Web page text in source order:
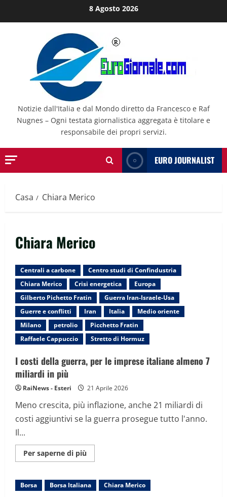
al
8 Agosto 2026
Notizie dall'Italia e dal Mondo diretto da Francesco e Raf
Nugnes – Ogni testata giornalistica aggregata è titolare e
responsabile dei propri servizi.
EURO JOURNALIST
Casa Chiara Merico
Chiara Merico
Centrali a carbone
Centro studi di Confindustria
Chiara Merico
Crisi energetica
Europa
Gilberto Pichetto Fratin
Guerra Iran-Israele-Usa
Guerre e conflitti
Iran Italia
Medio oriente
Milano
petrolio
Picchetto Fratin
Raffaele Cappuccio
Stretto di Hormuz
I costi della guerra, per le imprese italiane almeno 7
miliardi in più
RaiNews - Esteri 21 Aprile 2026
Meno crescita, più inflazione, anche 21 miliardi di
costi aggiuntivi se la guerra prosegue tutto l'anno.
Il...
Per saperne di più
informazioni
costi
della
Borsa Borsa Italiana Chiara Merico